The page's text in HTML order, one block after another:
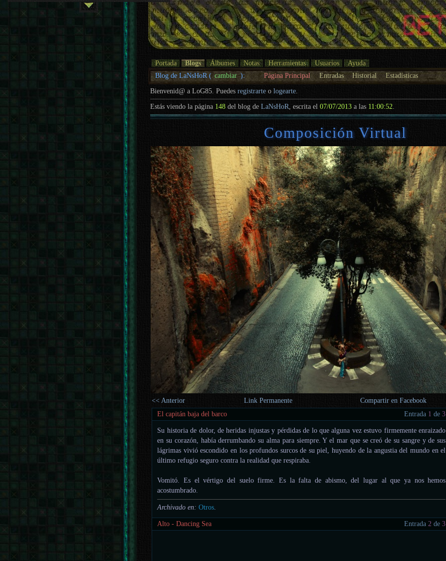
Portada Blogs Álbumes Notas Herramientas Usuarios
Ayuda
Blog de LaNsHoR ( cambiar ): Página Principal Entradas Historial Estadísticas
Bienvenid@ a LoG85. Puedesregistrarte ologearte.
Estás viendo la página 148 del blog deLaNsHoR , escrita el07/07/2013 a las 11:00:52
Composición Virtual
<< Anterior Link Permanente Compartir en Facebook
El capitán baja del barco
Entrada 1 de3
Su historia de dolor, de heridas injustas y pérdidas de lo que alguna vez estuvo firmemente enraizado
en su corazón, había derrumbando su alma para siempre. Y el mar que se creó de su sangre y de sus
lágrimas vivió escondido en los profundos surcos de su piel, huyendo de la angustia del mundo en el
último refugio seguro contra la realidad que respiraba.
Vomitó. Es el vértigo del suelo firme. Es la falta de abismo, del lugar al que ya nos hemos
acostumbrado.
Archivado en: Otros.
Alto - Dancing Sea Entrada2 de3